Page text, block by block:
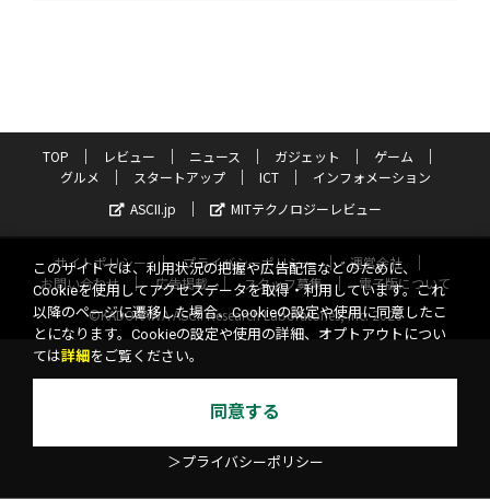
TOP レビュー ニュース ガジェット
ゲーム
グルメ
スタートアップ ICT
インフォメーション
ASCII.jp
MITテクノロジーレビュー
サイトポリシー プライバシーポリシー
運営会社
お問い合わせ
広告掲載 スタッフ募集
電子版について
©KADOKAWA ASCII Research Laboratories, Inc. 2026
このサイトでは、利用状況の把握や広告配信などのために、
Cookieを使用してアクセスデータを取得・利用しています。これ
以降のページに遷移した場合、Cookieの設定や使用に同意したこ
とになります。Cookieの設定や使用の詳細、オプトアウトについ
ては詳細 をご覧ください。
同意する
＞プライバシーポリシー